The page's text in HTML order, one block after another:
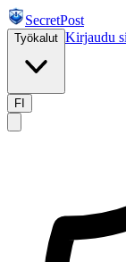
SecretPost
Työkalut Kirjaudu
FI